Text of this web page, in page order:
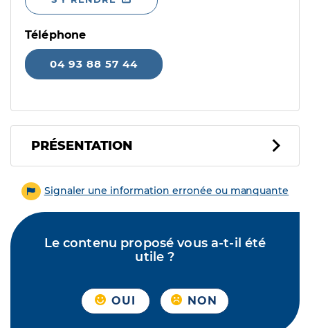
Téléphone
04 93 88 57 44
PRÉSENTATION
Signaler une information erronée ou manquante
Le contenu proposé vous a-t-il été
utile ?
OUI NON